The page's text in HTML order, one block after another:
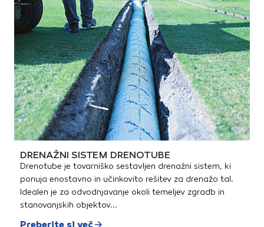
DRENAŽNI SISTEM DRENOTUBE
Drenotube je tovarniško sestavljen drenažni sistem, ki
ponuja enostavno in učinkovito rešitev za drenažo tal.
Idealen je za odvodnjavanje okoli temeljev zgradb in
stanovanjskih objektov...
Preberite si več